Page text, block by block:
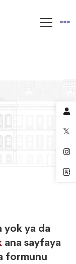
yok ya da
ana sayfaya
formunu